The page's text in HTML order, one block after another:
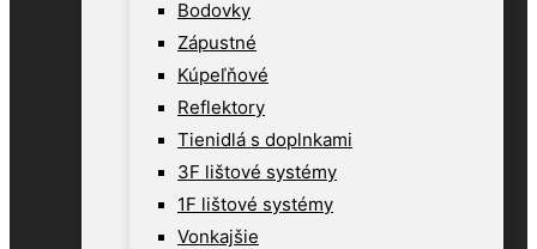
Bodovky
Zápustné
Kúpeľňové
Reflektory
Tienidlá s doplnkami
3F lištové systémy
1F lištové systémy
Vonkajšie